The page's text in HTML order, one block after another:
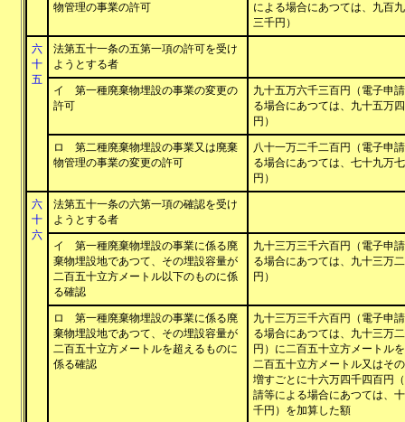
物管理の事業の許可
による場合にあつては、九百
三千円）
六
十
五
法第五十一条の五第一項の許可を受け
ようとする者
イ 第一種廃棄物埋設の事業の変更の
許可
九十五万六千三百円（電子申
る場合にあつては、九十五万
円）
ロ 第二種廃棄物埋設の事業又は廃棄
物管理の事業の変更の許可
八十一万二千二百円（電子申
る場合にあつては、七十九万
円）
六
十
六
法第五十一条の六第一項の確認を受け
ようとする者
イ 第一種廃棄物埋設の事業に係る廃
棄物埋設地であつて、その埋設容量が
二百五十立方メートル以下のものに係
る確認
九十三万三千六百円（電子申
る場合にあつては、九十三万
円）
ロ 第一種廃棄物埋設の事業に係る廃
棄物埋設地であつて、その埋設容量が
二百五十立方メートルを超えるものに
係る確認
九十三万三千六百円（電子申
る場合にあつては、九十三万
円）に二百五十立方メートル
二百五十立方メートル又はそ
増すごとに十六万四千四百円
請等による場合にあつては、
千円）を加算した額